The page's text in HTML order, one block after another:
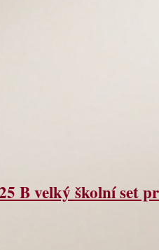
B velký školní set